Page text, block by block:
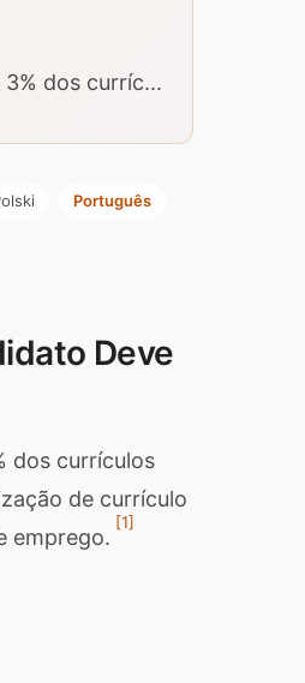
dos curríc...
Português
Deve
dos currículos
de currículo
emprego.
[1]